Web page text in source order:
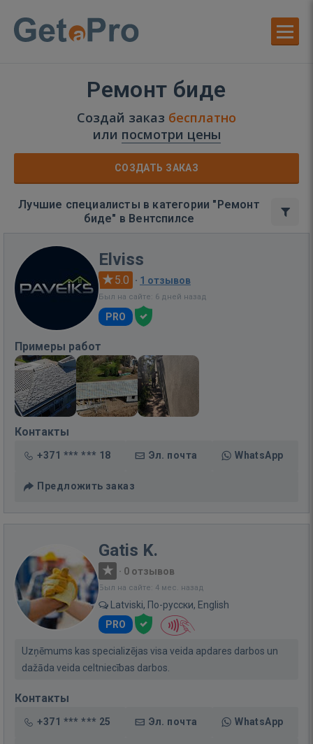
Ремонт биде
Создай заказ бесплатно
или посмотри цены
СОЗДАТЬ ЗАКАЗ
Лучшие специалисты в категории "Ремонт
биде" в Вентспилсе
Elviss
5.0 · 1 отзывов
Был на сайте: 6 дней назад
PRO
Примеры работ
Контакты
+371 *** *** 18 Эл. почта WhatsApp
Предложить заказ
Gatis K.
· 0 отзывов
Был на сайте: 4 мес. назад
Latviski, По-русски, English
PRO
Uzņēmums kas specializējas visa veida apdares darbos un
dažāda veida celtniecības darbos.
Контакты
+371 *** *** 25 Эл. почта WhatsApp